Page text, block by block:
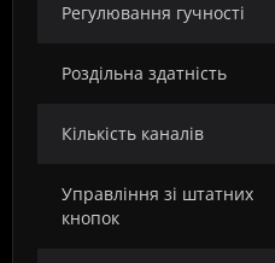
Регулювання гучності
Роздільна здатність
Кількість каналів
Управління зі штатних
кнопок